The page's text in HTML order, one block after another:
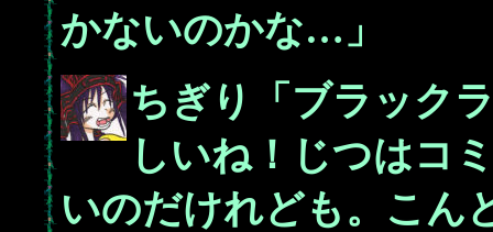
かないのかな…」
ちぎり「ブラック
しいね！じつはコ
いのだけれども。こん